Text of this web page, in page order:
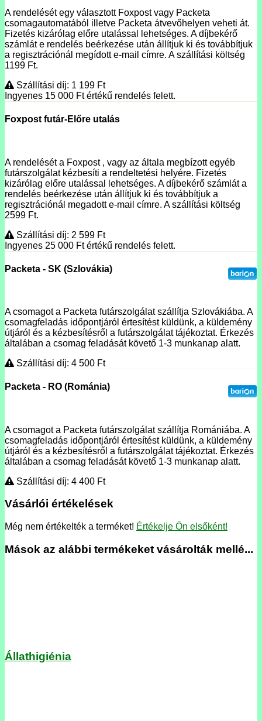
A rendelését egy választott Foxpost vagy Packeta
csomagautomatából illetve Packeta átvevőhelyen veheti át.
Fizetés kizárólag előre utalással lehetséges. A díjbekérő
számlát e rendelés beérkezése után állítjuk ki és továbbítjuk
a regisztrációnál megídott e-mail címre. A szállítási költség
1199 Ft.
Szállítási díj: 1 199 Ft
Ingyenes 15 000 Ftértékű rendelés felett.
Foxpost futár-Előre utalás
A rendelését a Foxpost , vagy az általa megbízott egyéb
futárszolgálat kézbesíti a rendeltetési helyére. Fizetés
kizárólag előre utalással lehetséges. A díjbekérő számlát a
rendelés beérkezése után állítjuk ki és továbbítjuk a
regisztrációnál megadott e-mail címre. A szállítási költség
2599 Ft.
Szállítási díj: 2 599 Ft
Ingyenes 25 000 Ftértékű rendelés felett.
Packeta - SK (Szlovákia)
A csomagot a Packeta futárszolgálat szállítja Szlovákiába. A
csomagfeladás időpontjáról értesítést küldünk, a küldemény
útjáról és a kézbesítésről a futárszolgálat tájékoztat. Érkezés
általában a csomag feladását követő 1-3 munkanap alatt.
Szállítási díj: 4 500 Ft
Packeta - RO (Románia)
A csomagot a Packeta futárszolgálat szállítja Romániába. A
csomagfeladás időpontjáról értesítést küldünk, a küldemény
útjáról és a kézbesítésről a futárszolgálat tájékoztat. Érkezés
általában a csomag feladását követő 1-3 munkanap alatt.
Szállítási díj: 4 400 Ft
Vásárlói értékelések
Még nem értékelték a terméket! Értékelje Ön elsőként!
Mások az alábbi termékeket vásárolták mellé...
Állathigiénia